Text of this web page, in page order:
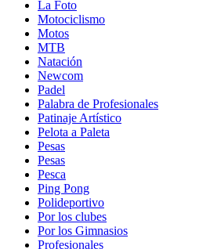
La Foto
Motociclismo
Motos
MTB
Natación
Newcom
Padel
Palabra de Profesionales
Patinaje Artístico
Pelota a Paleta
Pesas
Pesas
Pesca
Ping Pong
Polideportivo
Por los clubes
Por los Gimnasios
Profesionales